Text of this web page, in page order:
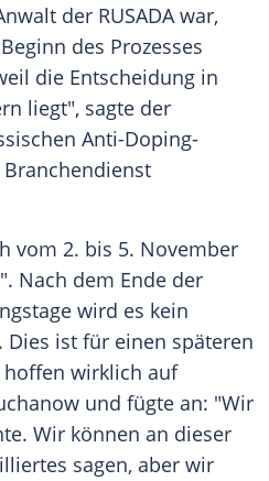
der RUSADA war,
des Prozesses
die Entscheidung in
liegt", sagte der
Anti-Doping-
Branchendienst
vom 2. bis 5. November
". Nach dem Ende der
wird es kein
ist für einen späteren
wirklich auf
und fügte an: "Wir
Wir können an dieser
sagen, aber wir